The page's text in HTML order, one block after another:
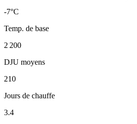
-7°C
Temp. de base
2 200
DJU moyens
210
Jours de chauffe
3.4